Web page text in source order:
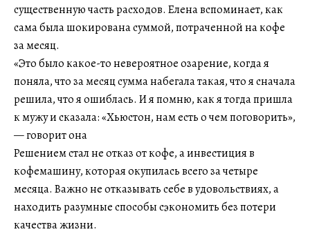
существенную часть расходов. Елена вспоминает, как
сама была шокирована суммой, потраченной на кофе
за месяц.
«Это было какое-то невероятное озарение, когда я
поняла, что за месяц сумма набегала такая, что я сначала
решила, что я ошиблась. И я помню, как я тогда пришла
к мужу и сказала: «Хьюстон, нам есть о чем поговорить»,
— говорит она
Решением стал не отказ от кофе, а инвестиция в
кофемашину, которая окупилась всего за четыре
месяца. Важно не отказывать себе в удовольствиях, а
находить разумные способы сэкономить без потери
качества жизни.